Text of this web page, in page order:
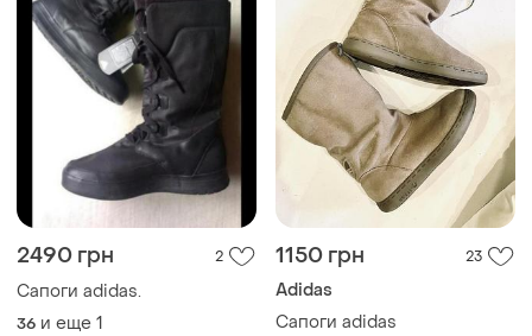
2490 грн 2
Сапоги adidas.
36 и еще 1
1150 грн 23
Adidas
Сапоги adidas